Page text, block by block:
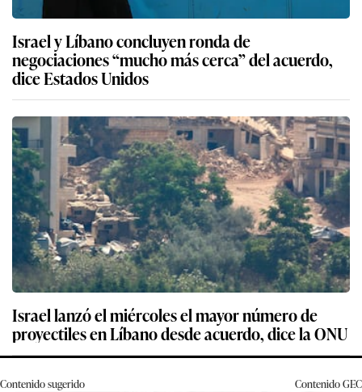
Israel y Líbano concluyen ronda de
negociaciones “mucho más cerca” del acuerdo,
dice Estados Unidos
Israel lanzó el miércoles el mayor número de
proyectiles en Líbano desde acuerdo, dice la ONU
Contenido sugerido ContenidoGEC